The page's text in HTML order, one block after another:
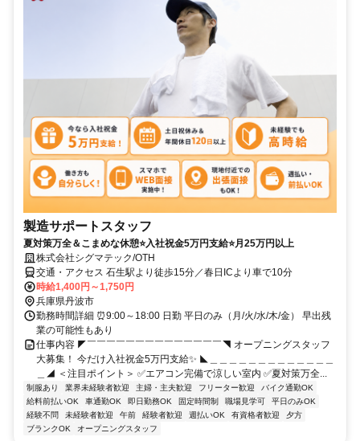
製造サポートスタッフ
夏対策万全＆こまめな休憩⭐入社祝金5万円支給⭐月25万円以上
株式会社シグマテック/OTH
交通・アクセス 石生駅より徒歩15分／春日ICより車で10分
時給1,400円～1,750円
兵庫県丹波市
勤務時間詳細 ⏰9:00～18:00 日勤 平日のみ（月/火/水/木/金） 早出残
業の可能性もあり
仕事内容 ◤￣￣￣￣￣￣￣￣￣￣￣￣￣￣◥ オープニングスタッフ
大募集！ 今だけ入社祝金5万円支給✨ ◣＿＿＿＿＿＿＿＿＿＿＿＿＿
＿◢ ＜注目ポイント＞ ✅エアコン完備で涼しい室内 ✅夏対策万全...
制服あり 業界未経験者歓迎 主婦・主夫歓迎 フリーター歓迎
バイク通勤OK
給料前払いOK
車通勤OK 即日勤務OK 固定時間制 職場見学可
平日のみOK
経験不問
未経験者歓迎 午前 経験者歓迎 週払いOK 有資格者歓迎
夕方
ブランクOK
オープニングスタッフ